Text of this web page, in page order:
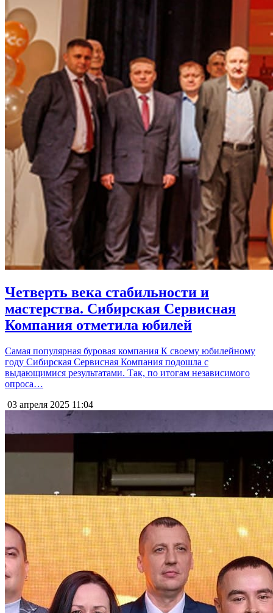
Четверть века стабильности и
мастерства. Сибирская Сервисная
Компания отметила юбилей
Самая популярная буровая компания К своему юбилейному
году Сибирская Сервисная Компания подошла с
выдающимися результатами. Так, по итогам независимого
опроса…
03 апреля 2025 11:04